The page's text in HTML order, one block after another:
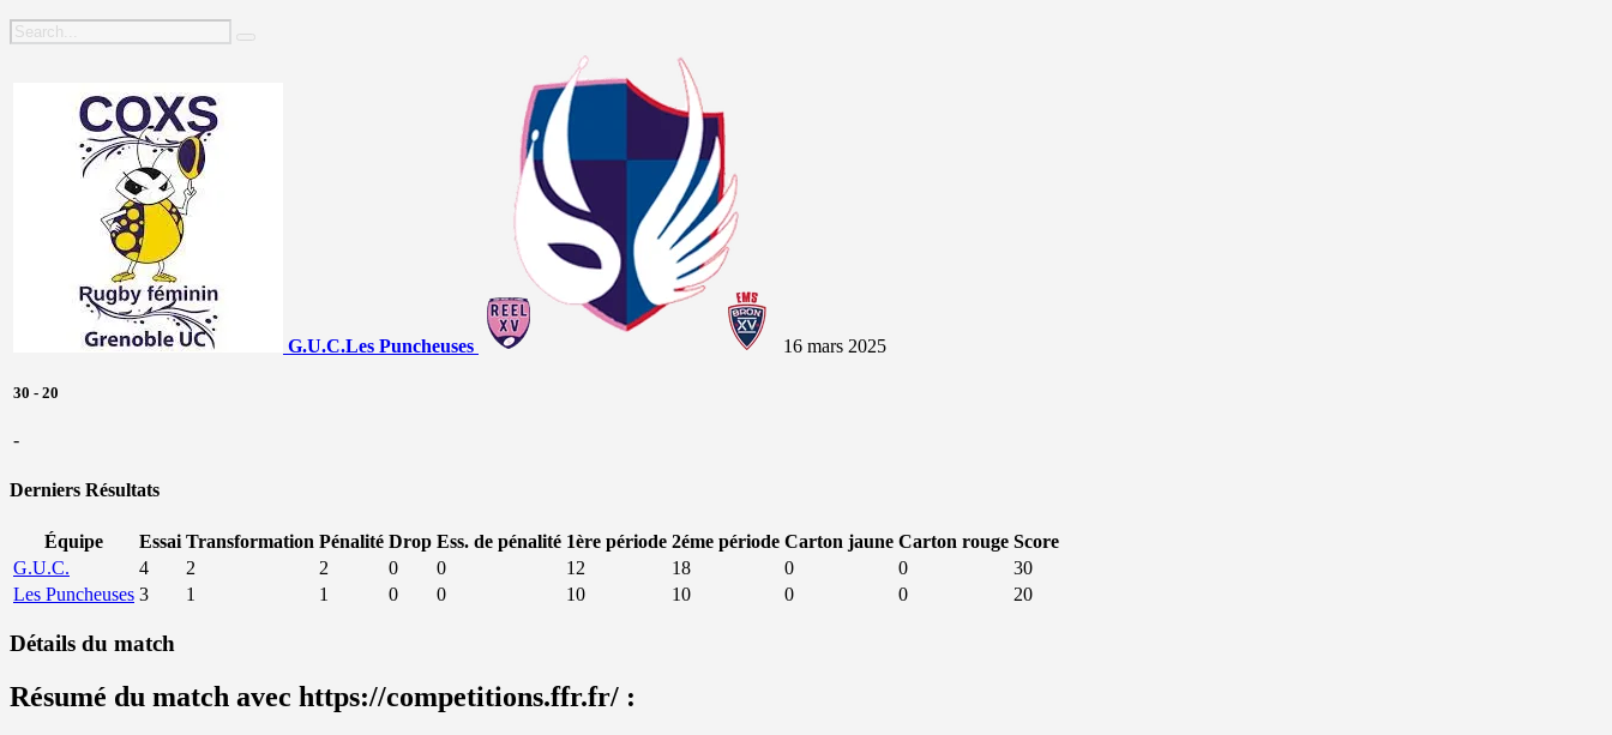
G.U.C.Les Puncheuses 16 mars 2025
30 - 20
-
Derniers Résultats
Équipe Essai Transformation Pénalité Drop Ess. de pénalité 1ère période 2éme période Carton jaune Carton rouge Score
G.U.C.
4 2 2 0 0 12 18 0 0
30
Les Puncheuses 3 1 1 0 0 10 10 0 0 20
Détails du match
Résumé du match avec https://competitions.ffr.fr/ :